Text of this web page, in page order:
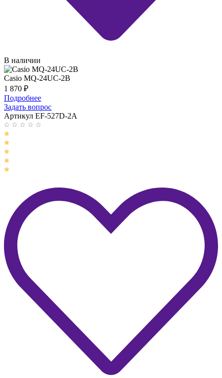
В наличии
Casio MQ-24UC-2B
1 870 ₽
Подробнее
Задать вопрос
Артикул EF-527D-2A